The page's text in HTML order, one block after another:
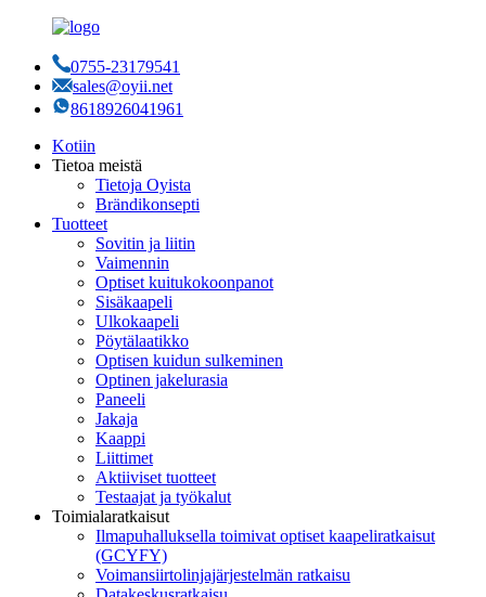
0755-23179541
sales@oyii.net
8618926041961
Kotiin
Tietoa meistä
Tietoja Oyista
Brändikonsepti
Tuotteet
Sovitin ja liitin
Vaimennin
Optiset kuitukokoonpanot
Sisäkaapeli
Ulkokaapeli
Pöytälaatikko
Optisen kuidun sulkeminen
Optinen jakelurasia
Paneeli
Jakaja
Kaappi
Liittimet
Aktiiviset tuotteet
Testaajat ja työkalut
Toimialaratkaisut
Ilmapuhalluksella toimivat optiset kaapeliratkaisut
(GCYFY)
Voimansiirtolinjajärjestelmän ratkaisu